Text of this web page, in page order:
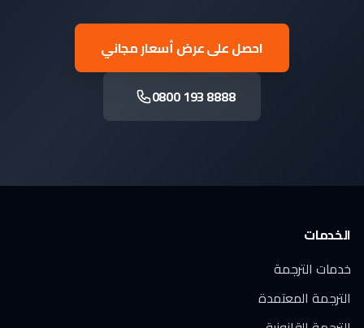
احصل على عرض أسعار مجاني
0800 193 8888
الخدمات
خدمات الترجمة
الترجمة المعتمدة